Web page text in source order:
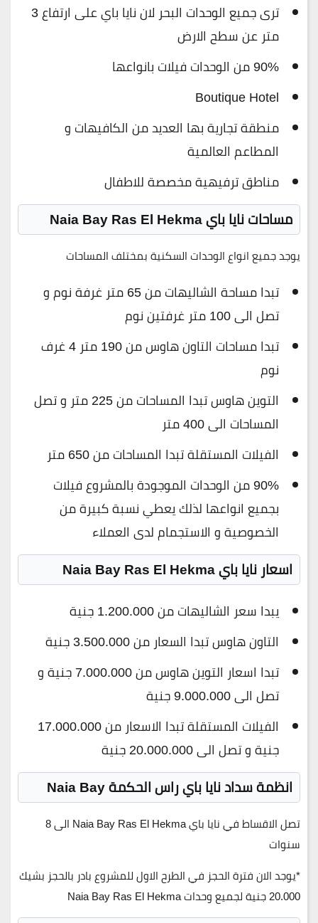
ترى جميع الوحدات البحر لان نايا باي على ارتفاع 3
متر عن سطح الارض
90% من الوحدات فيلات بانواعها
Boutique Hotel
منطقة تجارية بها العديد من الكافيهات و
المطاعم العالمية
مناطق ترفيهية مخصصة للاطفال
مساحات نايا باي Naia Bay Ras El Hekma
يوجد جميع انواع الوحدات السكنية بمختلف المساحات
تبدا مساحة الشاليهات من 65 متر غرفة نوم و
تصل الى 100 متر غرفتين نوم
تبدا مساحات التاون هاوس من 190 متر 4 غرف
نوم
التوين هاوس تبدا المساحات من 225 متر و تصل
المساحات الى 400 متر
الفيلات المستقلة تبدا المساحات من 650 متر
90% من الوحدات الموجودة بالمشروع فيلات
بجميع انواعها لذلك يعطي نسبة كبيرة من
الخصوصية و الاستجمام لدى العملاء
اسعار نايا باي Naia Bay Ras El Hekma
يبدا سعر الشاليهات من 1.200.000 جنية
التاون هاوس تبدا السعار من 3.500.000 جنية
تبدا اسعار التوين هاوس من 7.000.000 جنية و
تصل الى 9.000.000 جنية
الفيلات المستقلة تبدا الاسعار من 17.000.000
جنية و تصل الى 20.000.000 جنية
انظمة سداد نايا باي راس الحكمة Naia Bay
تصل الاقساط في نايا باي Naia Bay Ras El Hekma الى 8
سنوات
*يوجد الان فترة الحجز في الطرح الاول للمشروع بادر بالحجز بشيك
20.000 جنية لجميع وحدات Naia Bay Ras El Hekma